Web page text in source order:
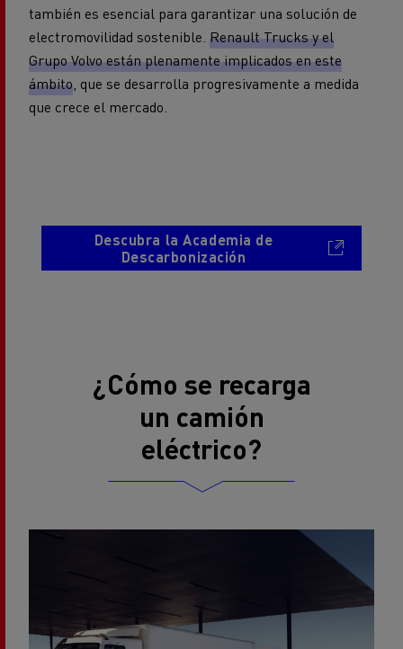
también es esencial para garantizar una solución de
electromovilidad sostenible. Renault Trucks y el
Grupo Volvo están plenamente implicados en este
ámbito , que se desarrolla progresivamente a medida
que crece el mercado.
Descubra la Academia de
Descarbonización
¿Cómo se recarga
un camión
eléctrico?